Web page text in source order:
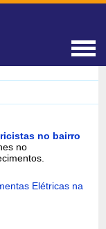
no bairro
no
Elétricas na